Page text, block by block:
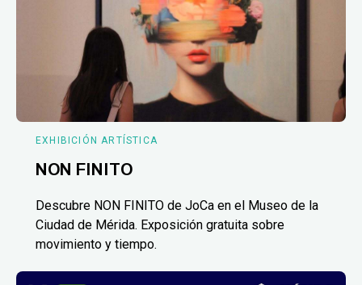
EXHIBICIÓN ARTÍSTICA
NON FINITO
Descubre NON FINITO de JoCa en el Museo de la
Ciudad de Mérida. Exposición gratuita sobre
movimiento y tiempo.